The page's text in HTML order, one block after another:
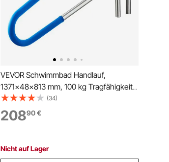
VEVOR Schwimmbad Handlauf,
1371x48x813 mm, 100 kg Tragfähigkeit,
Pool Haltegriff aus Edelstahl 304,
abnehmbare rutschfeste Hülse,
Einbau-/ Bodenmontage, Einstiegshilfe
(34)
20890€
Nicht auf Lager